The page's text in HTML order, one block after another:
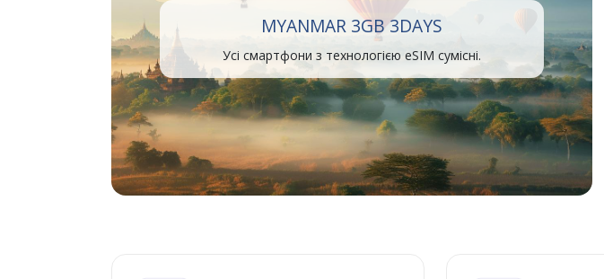
MYANMAR 3GB 3DAYS
Усі смартфони з технологією eSIM сумісні.